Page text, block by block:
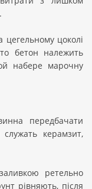
цоколі
бетон належить
набере марочну
передбачати
керамзит,
ретельно
рівняють, після